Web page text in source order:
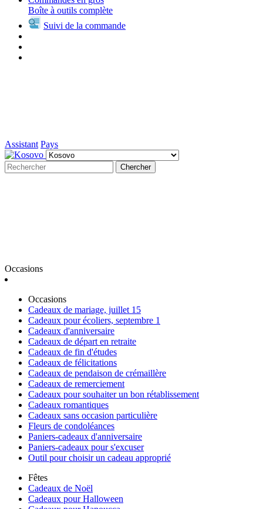
Boîte à outils complète
Suivi de la commande
Assistant Pays
Chercher
Occasions
Occasions
Cadeaux de mariage, juillet 15
Cadeaux pour écoliers, septembre 1
Cadeaux d'anniversaire
Cadeaux de départ en retraite
Cadeaux de fin d'études
Cadeaux de félicitations
Cadeaux de pendaison de crémaillère
Cadeaux de remerciement
Cadeaux pour souhaiter un bon rétablissement
Cadeaux romantiques
Cadeaux sans occasion particulière
Fleurs de condoléances
Paniers-cadeaux d'anniversaire
Paniers-cadeaux pour s'excuser
Outil pour choisir un cadeau approprié
Fêtes
Cadeaux de Noël
Cadeaux pour Halloween